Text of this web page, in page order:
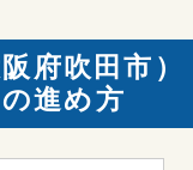
府吹田市）
進め方